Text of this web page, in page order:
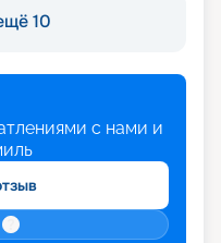
10
с нами и